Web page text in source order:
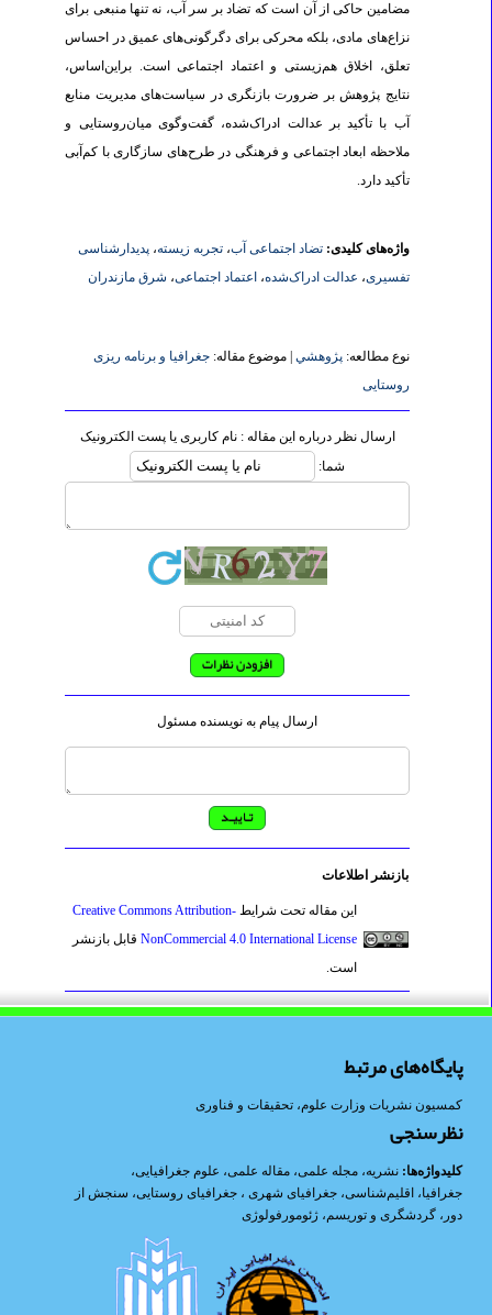
مضامین حاکی از آن است که تضاد بر سر آب، نه‌ تنها منبعی برای
نزاع‌های مادی، بلکه محرکی برای دگرگونی‌های عمیق در احساس
تعلق، اخلاق هم‌زیستی و اعتماد اجتماعی است. براین‌اساس،
نتایج پژوهش بر ضرورت بازنگری در سیاست‌های مدیریت منابع
آب با تأکید بر عدالت ادراک‌شده، گفت‌وگوی میان‌روستایی و
ملاحظه ابعاد اجتماعی و فرهنگی در طرح‌های سازگاری با کم‌آبی
تأکید دارد.
واژه‌های کلیدی:تضاد اجتماعی آب ،تجربه زیسته،پدیدارشناسی
تفسیری،عدالت ادراک‌شده،اعتماد اجتماعی، شرق مازندران
نوع مطالعه:پژوهشي| موضوع مقاله:جغرافیا و برنامه ریزی
روستایی
ارسال نظر درباره این مقاله : نام کاربری یا پست الکترونیک
شما:
ارسال پیام به نویسنده مسئول
بازنشر اطلاعات
این مقاله تحت شرایطCreative Commons Attribution-
NonCommercial 4.0 International Licenseقابل بازنشر
است.
پایگاه‌های مرتبط
کمسیون نشریات وزارت علوم، تحقیقات و فناوری
نظرسنجی
کلیدواژه‌ها:نشریه،مجله علمی، مقاله علمی، علوم جغرافیایی،
جغرافیا،اقلیم‌شناسی، جغرافیای شهری،جغرافیای روستایی، سنجش از
دور،گردشگری و توریسم،ژئومورفولوژی